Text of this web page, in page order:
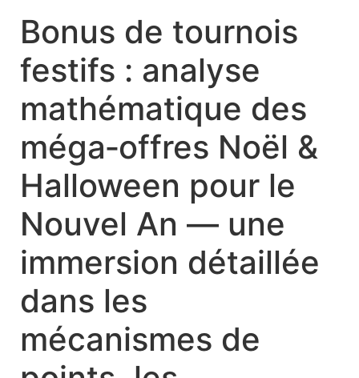
Bonus de tournois
festifs : analyse
mathématique des
méga‑offres Noël &
Halloween pour le
Nouvel An — une
immersion détaillée
dans les
mécanismes de